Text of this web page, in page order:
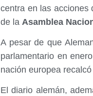
centra en las acciones
de la Asamblea
A pesar de que
parlamentario en
nación europea
El diario alemán,